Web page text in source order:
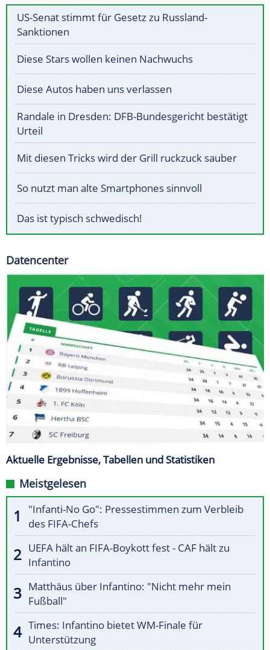
US-Senat stimmt für Gesetz zu Russland-
Sanktionen
Diese Stars wollen keinen Nachwuchs
Diese Autos haben uns verlassen
Randale in Dresden: DFB-Bundesgericht bestätigt
Urteil
Mit diesen Tricks wird der Grill ruckzuck sauber
So nutzt man alte Smartphones sinnvoll
Das ist typisch schwedisch!
Datencenter
Aktuelle Ergebnisse, Tabellen und Statistiken
Meistgelesen
"Infanti-No Go": Pressestimmen zum Verbleib
des FIFA-Chefs
UEFA hält an FIFA-Boykott fest - CAF hält zu
Infantino
Matthäus über Infantino: "Nicht mehr mein
Fußball"
Times: Infantino bietet WM-Finale für
Unterstützung